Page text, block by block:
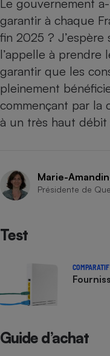
Le gouvernement
garantir à chaque
fin 2025 ?
l’appelle à prendre
garantir que les
pleinement
commençant par la
à un très haut
Marie-
Présidente de
Test
COMPARATIF
Guide d’achat